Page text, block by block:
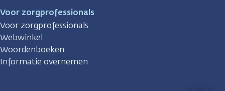
Voor zorgprofessionals
Voor zorgprofessionals
Webwinkel
Woordenboeken
Informatie overnemen